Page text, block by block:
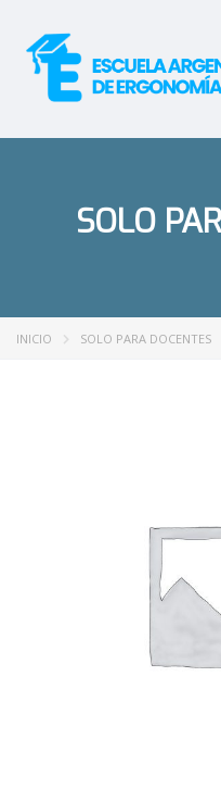
SOLO
INICIO SOLO PARA DOCENTES